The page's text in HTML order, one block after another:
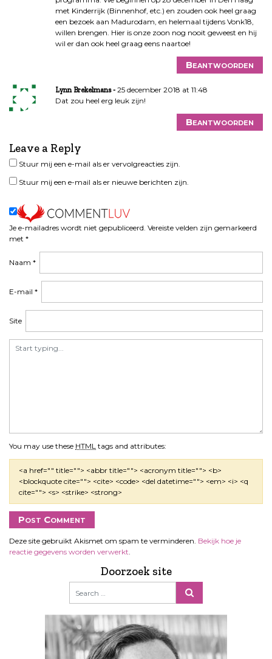
met Kinderrijk (Binnenhof, etc.) en zouden ook heel graag
een bezoek aan Madurodam, en helemaal tijdens Vonk18,
willen brengen. Hier is onze zoon nog nooit geweest en hij
wil er dan ook heel graag eens naartoe!
Beantwoorden
Lynn Brekelmans
25 december 2018 at 11:48
Dat zou heel erg leuk zijn!
Beantwoorden
Leave a Reply
Je e-mailadres wordt niet gepubliceerd. Vereiste velden zijn gemarkeerd
met *
You may use these HTML tags and attributes:
<a href="" title=""> <abbr title=""> <acronym title=""> <b>
<blockquote cite=""> <cite> <code> <del datetime=""> <em> <i> <q
cite=""> <s> <strike> <strong>
Naam *
E-mail *
Site
Stuur mij een e-mail als er vervolgreacties zijn.
Stuur mij een e-mail als er nieuwe berichten zijn.
Deze site gebruikt Akismet om spam te verminderen. Bekijk hoe je
reactie gegevens worden verwerkt.
Doorzoek site